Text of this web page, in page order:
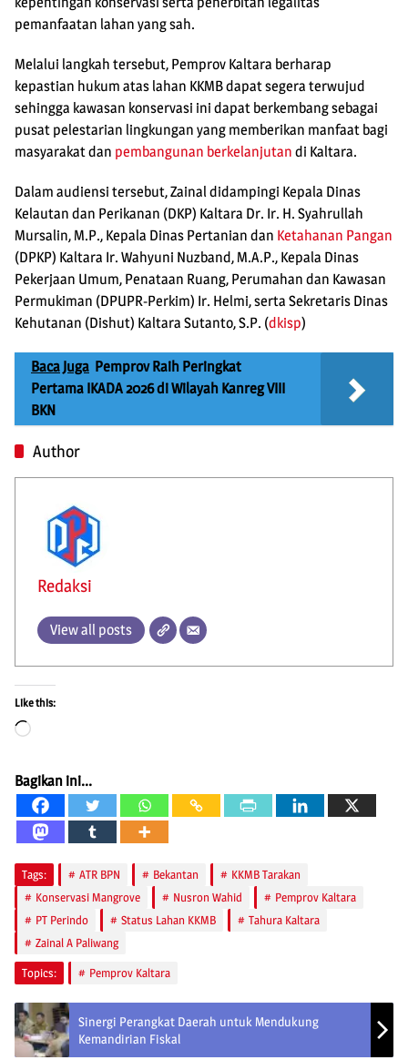
pemanfaatan lahan yang sah.
Melalui langkah tersebut, Pemprov Kaltara berharap
kepastian hukum atas lahan KKMB dapat segera terwujud
sehingga kawasan konservasi ini dapat berkembang sebagai
pusat pelestarian lingkungan yang memberikan manfaat bagi
masyarakat dan pembangunan berkelanjutan di Kaltara.
Dalam audiensi tersebut, Zainal didampingi Kepala Dinas
Kelautan dan Perikanan (DKP) Kaltara Dr. Ir. H. Syahrullah
Mursalin, M.P., Kepala Dinas Pertanian dan Ketahanan Pangan
(DPKP) Kaltara Ir. Wahyuni Nuzband, M.A.P., Kepala Dinas
Pekerjaan Umum, Penataan Ruang, Perumahan dan Kawasan
Permukiman (DPUPR-Perkim) Ir. Helmi, serta Sekretaris Dinas
Kehutanan (Dishut) Kaltara Sutanto, S.P. (dkisp)
Baca Juga Pemprov Raih Peringkat
Pertama IKADA 2026 di Wilayah Kanreg VIII
BKN
Author
Redaksi
View all posts
Like this:
Loading…
Bagikan ini...
Tags: ATR BPN Bekantan
KKMB Tarakan
Konservasi Mangrove
Nusron Wahid
Pemprov Kaltara
PT Perindo
Status Lahan KKMB
Tahura Kaltara
Zainal A Paliwang
Topics: Pemprov Kaltara
Sinergi Perangkat Daerah untuk Mendukung
Kemandirian Fiskal